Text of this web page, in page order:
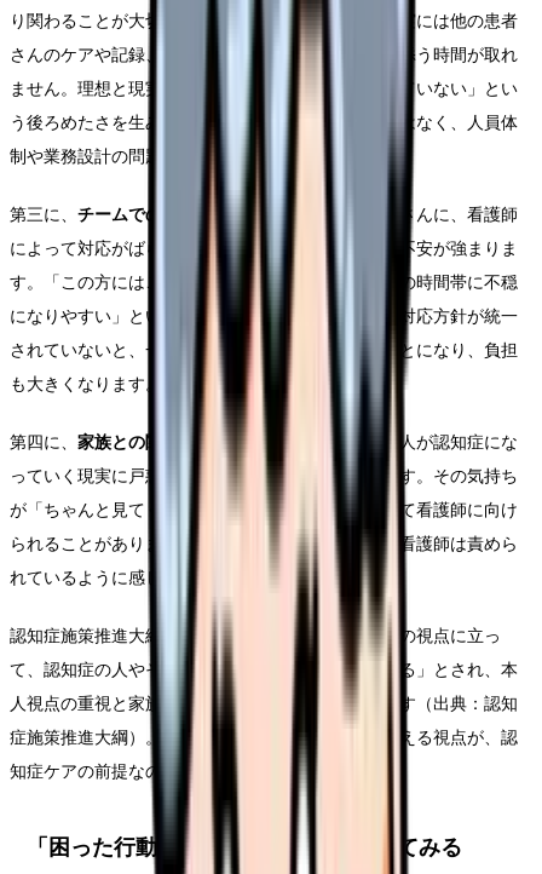
り関わることが大切だと頭では分かっていても、現実には他の患者
さんのケアや記録、処置に追われ、一人に長く付き添う時間が取れ
ません。理想と現実のギャップが、「ちゃんとできていない」とい
う後ろめたさを生みます。これは個人の努力不足ではなく、人員体
制や業務設計の問題であることが多いものです。
第三に、 チームでの方針共有の不足
です。同じ患者さんに、看護師
によって対応がばらばらだと、患者さんは混乱し、不安が強まりま
す。「この方にはこういう声かけが落ち着く」「この時間帯に不穏
になりやすい」といった情報がチームで共有され、対応方針が統一
されていないと、一人ひとりが手探りで対応することになり、負担
も大きくなります。
第四に、 家族との関係
です。ご家族もまた、大切な人が認知症にな
っていく現実に戸惑い、罪悪感や不安を抱えています。その気持ち
が「ちゃんと見てくれているのか」という問いとして看護師に向け
られることがあります。家族支援の視点がないと、看護師は責めら
れているように感じ、関係がこじれます。
認知症施策推進大綱でも、「施策は全て認知症の人の視点に立っ
て、認知症の人やその家族の意見を踏まえて推進する」とされ、本
人視点の重視と家族への配慮が基本に置かれています（出典：認知
症施策推進大綱）。つまり、本人と家族の両方を支える視点が、認
知症ケアの前提なのです。
「困った行動」を本人の側から見直してみる